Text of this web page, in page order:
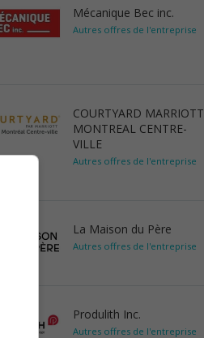
Mécanique Bec inc.
Autres offres de l'entreprise
COURTYARD MARRIOTT
MONTREAL CENTRE-
VILLE
Autres offres de l'entreprise
La Maison du Père
Autres offres de l'entreprise
Produlith Inc.
Autres offres de l'entreprise